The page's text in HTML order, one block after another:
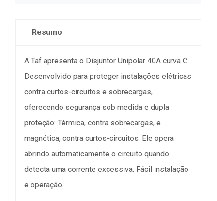
Resumo
A Taf apresenta o Disjuntor Unipolar 40A curva C.
Desenvolvido para proteger instalações elétricas
contra curtos-circuitos e sobrecargas,
oferecendo segurança sob medida e dupla
proteção: Térmica, contra sobrecargas, e
magnética, contra curtos-circuitos. Ele opera
abrindo automaticamente o circuito quando
detecta uma corrente excessiva. Fácil instalação
e operação.